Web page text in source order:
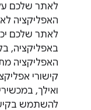
לאתר שלכם על
האפליקציה
לאתר שלכם
באפליקציה,
האפליקציה
להשתמש